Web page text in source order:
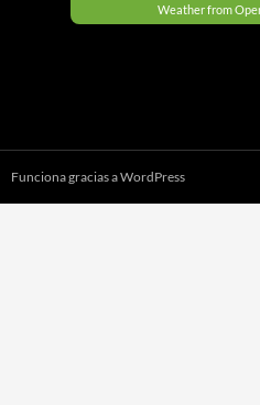
Weather from
Funciona gracias a WordPress